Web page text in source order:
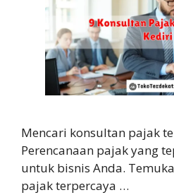
Mencari konsultan pajak
Perencanaan pajak yang
untuk bisnis Anda.
pajak terpercaya …